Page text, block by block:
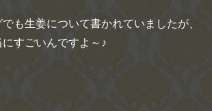
も生姜について書かれていましたが、
すごいんですよ～♪